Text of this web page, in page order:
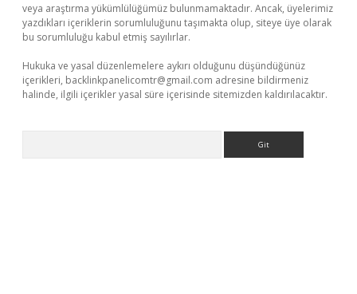
veya araştırma yükümlülüğümüz bulunmamaktadır. Ancak, üyelerimiz
yazdıkları içeriklerin sorumluluğunu taşımakta olup, siteye üye olarak
bu sorumluluğu kabul etmiş sayılırlar.
Hukuka ve yasal düzenlemelere aykırı olduğunu düşündüğünüz
içerikleri, backlinkpanelicomtr@gmail.com adresine bildirmeniz
halinde, ilgili içerikler yasal süre içerisinde sitemizden kaldırılacaktır.